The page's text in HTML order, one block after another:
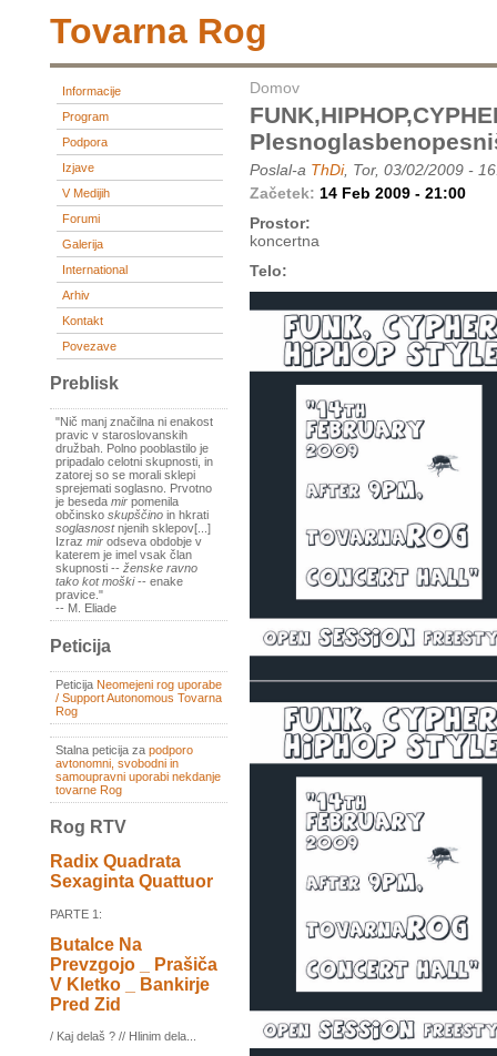
Tovarna Rog
Informacije
Program
Podpora
Izjave
V Medijih
Forumi
Galerija
International
Arhiv
Kontakt
Povezave
Preblisk
"Nič manj značilna ni enakost
pravic v staroslovanskih
družbah. Polno pooblastilo je
pripadalo celotni skupnosti, in
zatorej so se morali sklepi
sprejemati soglasno. Prvotno
je beseda mir pomenila
občinsko skupščino in hkrati
soglasnostnjenih sklepov[...]
Izraz mir odseva obdobje v
katerem je imel vsak član
skupnosti -- ženske ravno
tako kot moški-- enake
pravice."
-- M. Eliade
Peticija
Peticija Neomejeni rog uporabe
/ Support Autonomous Tovarna
Rog
Stalna peticija za podporo
avtonomni, svobodni in
samoupravni uporabi nekdanje
tovarne Rog
Rog RTV
Radix Quadrata
Sexaginta Quattuor
PARTE 1:
Butalce Na
Prevzgojo _ Prašiča
V Kletko _ Bankirje
Pred Zid
/ Kaj delaš ? // Hlinim dela...
Domov
Poslal-a ThDi, Tor, 03/02/2009 -
Začetek: 14 Feb 2009 - 21:00
Prostor:
koncertna
Telo: